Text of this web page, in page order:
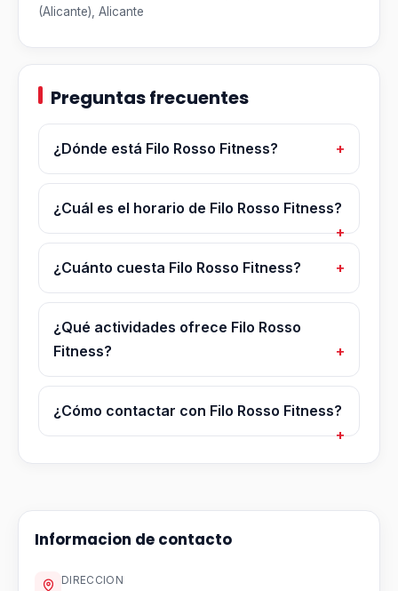
(Alicante), Alicante
Preguntas frecuentes
¿Dónde está Filo Rosso Fitness?
¿Cuál es el horario de Filo Rosso Fitness?
¿Cuánto cuesta Filo Rosso Fitness?
¿Qué actividades ofrece Filo Rosso
Fitness?
¿Cómo contactar con Filo Rosso Fitness?
Informacion de contacto
DIRECCION